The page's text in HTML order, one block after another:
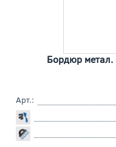
Бордюр метал.
Арт.: